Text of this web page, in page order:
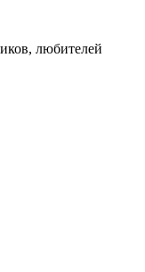
любителей